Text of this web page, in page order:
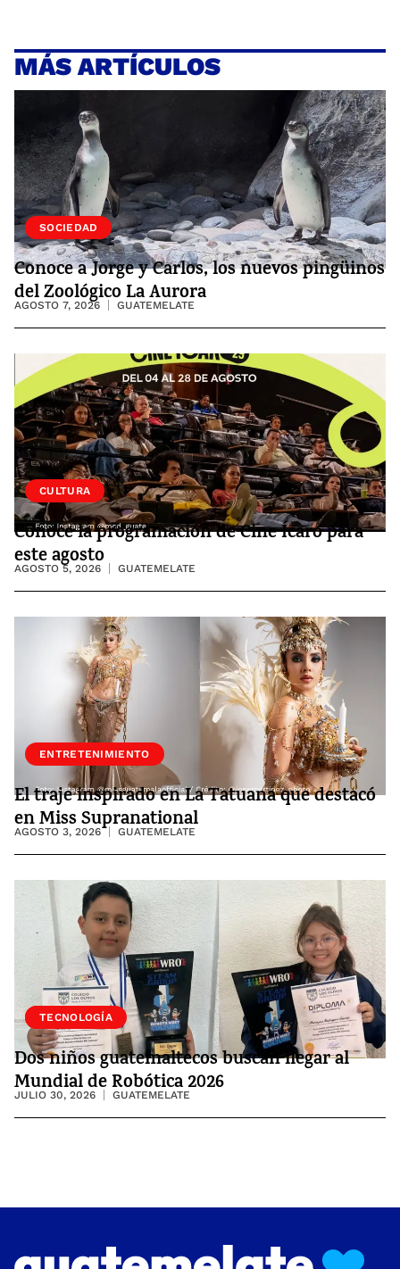
MÁS ARTÍCULOS
VIDA
SOCIEDAD
Conoce a Jorge y Carlos, los nuevos pingüinos
del Zoológico La Aurora
AGOSTO 7, 2026 GUATEMELATE
CULTURA
Conoce la programación de Cine Ícaro para
este agosto
AGOSTO 5, 2026 GUATEMELATE
ENTRETENIMIENTO
El traje inspirado en La Tatuana que destacó
en Miss Supranational
AGOSTO 3, 2026 GUATEMELATE
SOCIEDAD
TECNOLOGÍA
Dos niños guatemaltecos buscan llegar al
Mundial de Robótica 2026
JULIO 30, 2026 GUATEMELATE